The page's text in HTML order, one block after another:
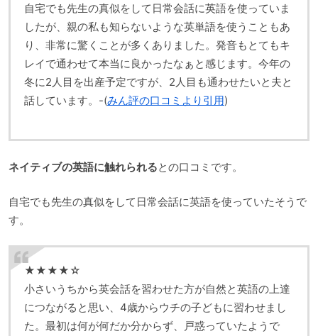
自宅でも先生の真似をして日常会話に英語を使っていま
したが、親の私も知らないような英単語を使うこともあ
り、非常に驚くことが多くありました。発音もとてもキ
レイで通わせて本当に良かったなぁと感じます。今年の
冬に2人目を出産予定ですが、2人目も通わせたいと夫と
話しています。-(みん評の口コミより引用)
ネイティブの英語に触れられるとの口コミです。
自宅でも先生の真似をして日常会話に英語を使っていたそうで
す。
★★★★☆
小さいうちから英会話を習わせた方が自然と英語の上達
につながると思い、4歳からウチの子どもに習わせまし
た。最初は何が何だか分からず、戸惑っていたようで